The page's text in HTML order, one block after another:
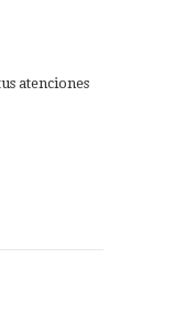
atenciones